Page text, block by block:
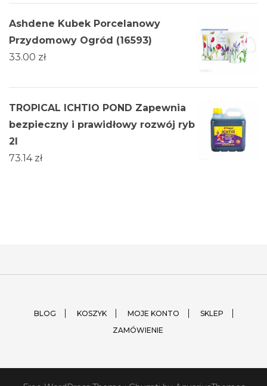
Ashdene Kubek Porcelanowy
Przydomowy Ogród (16593)
33.00 zł
TROPICAL ICHTIO POND Zapewnia
bezpieczny i prawidłowy rozwój ryb
2l
73.14 zł
BLOG KOSZYK MOJE KONTO
SKLEP
ZAMÓWIENIE